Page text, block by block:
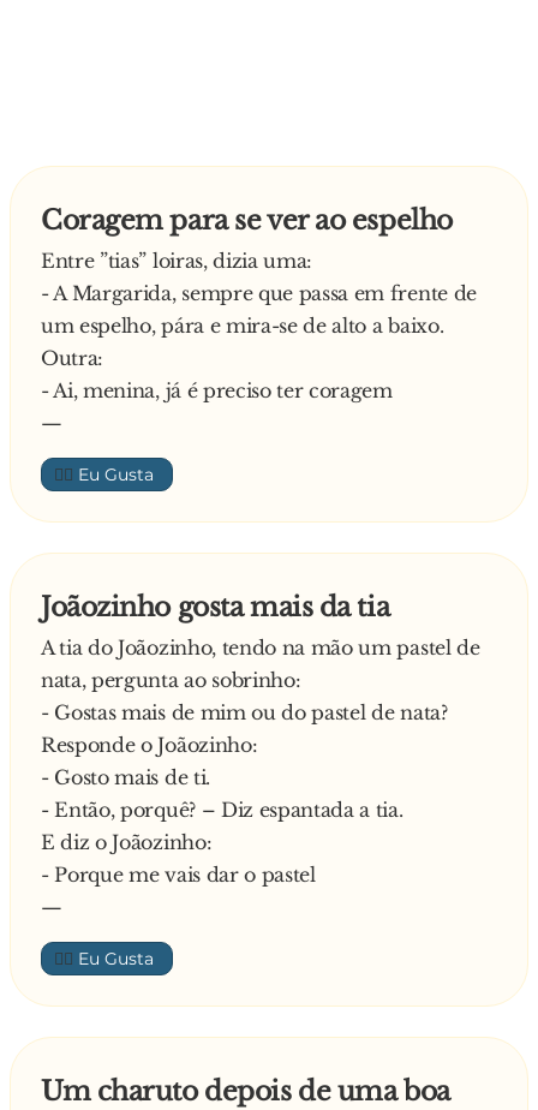
Coragem para se ver ao espelho
Entre ”tias” loiras, dizia uma:
- A Margarida, sempre que passa em frente de
um espelho, pára e mira-se de alto a baixo.
Outra:
- Ai, menina, já é preciso ter coragem
—
👍🏼
Joãozinho gosta mais da tia
A tia do Joãozinho, tendo na mão um pastel de
nata, pergunta ao sobrinho:
- Gostas mais de mim ou do pastel de nata?
Responde o Joãozinho:
- Gosto mais de ti.
- Então, porquê? – Diz espantada a tia.
E diz o Joãozinho:
- Porque me vais dar o pastel
—
👍🏼
Um charuto depois de uma boa